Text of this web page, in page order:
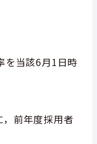
当該6月1日時
前年度採用者